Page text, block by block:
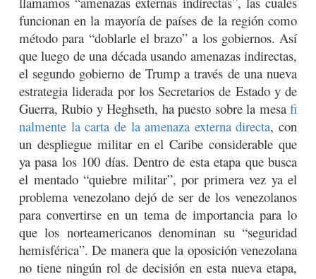
funcionan en la mayoría de países de la región como
método para “doblarle el brazo” a los gobiernos. Así
que luego de una década usando amenazas indirectas,
el segundo gobierno de Trump a través de una nueva
estrategia liderada por los Secretarios de Estado y de
Guerra, Rubio y Heghseth, ha puesto sobre la mesa fi
nalmente la carta de la amenaza externa directa, con
un despliegue militar en el Caribe considerable que
ya pasa los 100 días. Dentro de esta etapa que busca
el mentado “quiebre militar”, por primera vez ya el
problema venezolano dejó de ser de los venezolanos
para convertirse en un tema de importancia para lo
que los norteamericanos denominan su “seguridad
hemisférica”. De manera que la oposición venezolana
no tiene ningún rol de decisión en esta nueva etapa,